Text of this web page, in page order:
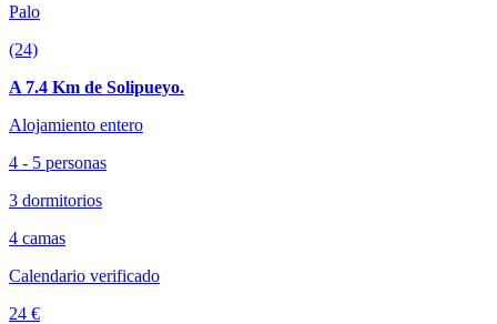
Palo
(24)
A 7.4 Km de Solipueyo.
Alojamiento entero
4 - 5 personas
3 dormitorios
4 camas
Calendario verificado
24 €